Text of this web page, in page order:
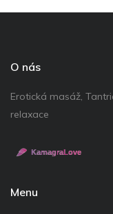
O nás
Erotická masáž,
relaxace
Menu